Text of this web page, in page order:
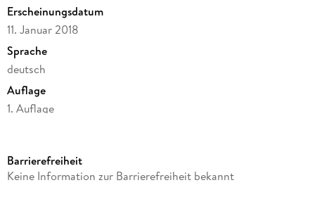
Erscheinungsdatum
11. Januar 2018
Sprache
deutsch
Auflage
1. Auflage
Reihe
Barrierefreiheit
Keine Information zur Barrierefreiheit bekannt